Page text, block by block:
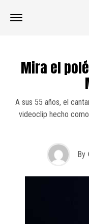
Mira el
A sus 55 años, el
videoclip hecho
By